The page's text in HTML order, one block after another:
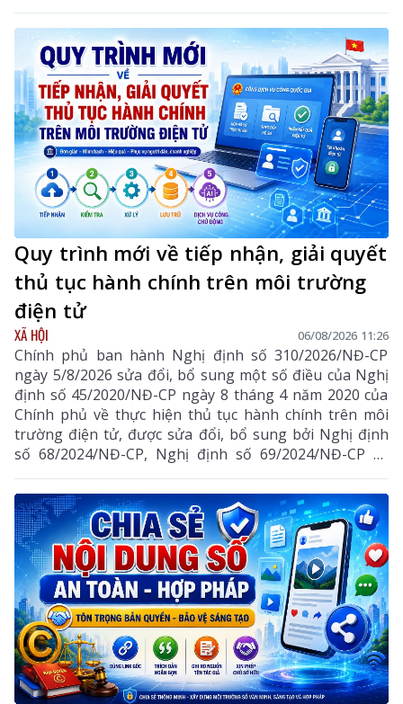
Quy trình mới về tiếp nhận, giải quyết
thủ tục hành chính trên môi trường
điện tử
XÃ HỘI 06/08/2026 11:26
Chính phủ ban hành Nghị định số 310/2026/NĐ-CP
ngày 5/8/2026 sửa đổi, bổ sung một số điều của Nghị
định số 45/2020/NĐ-CP ngày 8 tháng 4 năm 2020 của
Chính phủ về thực hiện thủ tục hành chính trên môi
trường điện tử, được sửa đổi, bổ sung bởi Nghị định
số 68/2024/NĐ-CP, Nghị định số 69/2024/NĐ-CP và
Nghị định số 118/2025/NĐ-CP.